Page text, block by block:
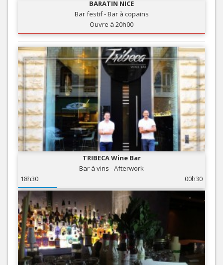
BARATIN NICE
Bar festif - Bar à copains
Ouvre à 20h00
TRIBECA Wine Bar
Bar à vins - Afterwork
18h30
00h30